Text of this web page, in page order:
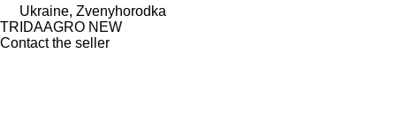
Ukraine, Zvenyhorodka
TRIDAAGRO NEW
Contact the seller